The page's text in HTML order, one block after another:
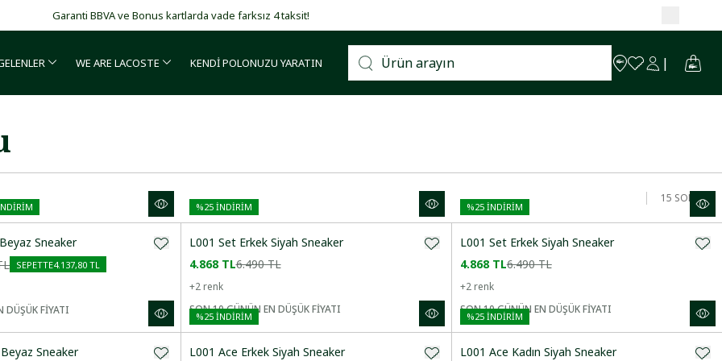
Garanti BBVA ve Bonus kartlarda vade farksız 4 taksit!
WE ARE LACOSTE KENDİ POLONUZU YARATIN
15 SONUÇ
Sneaker
SEPETTE4.137,80 TL
DÜŞÜK FİYATI
%25İNDİRİM
L001 Set Erkek Siyah Sneaker
4.868 TL6.490 TL
+2 renk
SON 10 GÜNÜN EN DÜŞÜK FİYATI
%25İNDİRİM
L001 Set Erkek Siyah Sneaker
4.868 TL6.490 TL
+2 renk
SON 10 GÜNÜN EN DÜŞÜK FİYATI
Sneaker
%25İNDİRİM
L001 Ace Erkek Siyah Sneaker
%25İNDİRİM
L001 Ace Kadın Siyah Sneaker